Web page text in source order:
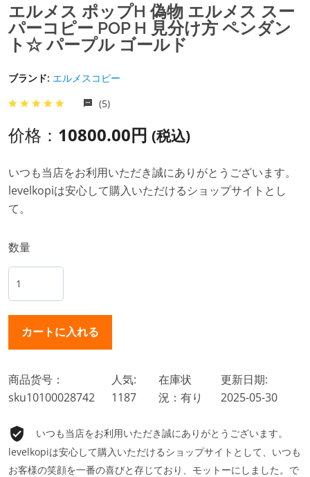
エルメス ポップh 偽物 エルメス スー
パーコピー POP H 見分け方 ペンダン
ト☆ パープル ゴールド
ブランド: エルメスコピー
(5)
价格： 10800.00円 (税込)
いつも当店をお利用いただき誠にありがとうございます。
levelkopiは安心して購入いただけるショップサイトとし
て。
数量
商品货号：
sku10100028742
人気:
1187
在庫状
況：有り
更新日期:
2025-05-30
いつも当店をお利用いただき誠にありがとうございます。
levelkopiは安心して購入いただけるショップサイトとして、いつも
お客様の笑顔を一番の喜びと存じており、モットーにしました。で